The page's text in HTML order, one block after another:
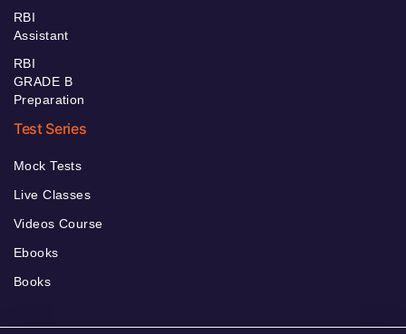
RBI
Assistant
RBI
GRADE B
Preparation
Test Series
Mock Tests
Live Classes
Videos Course
Ebooks
Books